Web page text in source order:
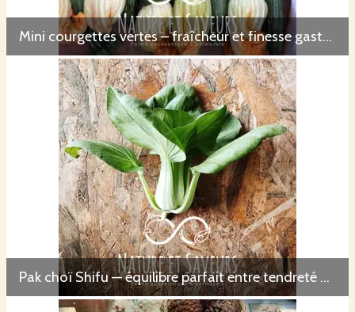
Mini courgettes vertes – fraîcheur et finesse gastronomique
Pak choï Shifu — équilibre parfait entre tendreté et croquant